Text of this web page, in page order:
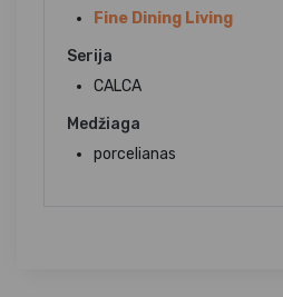
Fine Dining Living
Serija
CALCA
Medžiaga
porcelianas